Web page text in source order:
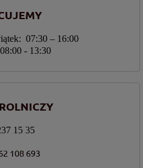
07:30 – 16:00
- 13:30
15 35
108 693